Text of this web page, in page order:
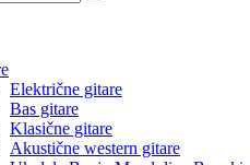
Električne gitare
Bas gitare
Klasične gitare
Akustične western gitare